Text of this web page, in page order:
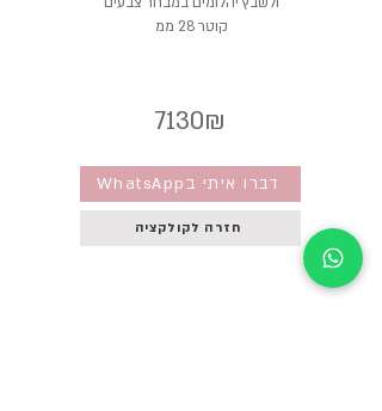
קוטר 28 ממ
חזרה לקולקציה
7130₪
WhatsAppדברו איתי ב